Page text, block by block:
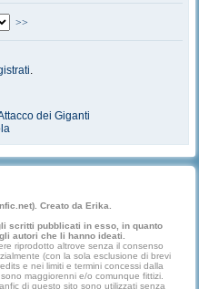
>>
.
dei Giganti
Creato da Erika.
scritti pubblicati in esso, in quanto
autori che li hanno ideati.
riprodotto altrove senza il consenso
(con la sola esclusione di brevi
e nei limiti e termini concessi dalla
maggiorenni e/o comunque fittizi.
di questo sito sono utilizzati senza